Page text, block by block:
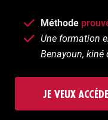
Méthode
Une formation
Benayoun, kiné
JE VEUX